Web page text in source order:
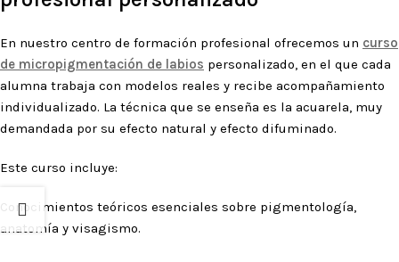
En nuestro centro de formación profesional ofrecemos un curso
de micropigmentación de labios personalizado, en el que cada
alumna trabaja con modelos reales y recibe acompañamiento
individualizado. La técnica que se enseña es la acuarela, muy
demandada por su efecto natural y efecto difuminado.
Este curso incluye:
Conocimientos teóricos esenciales sobre pigmentología,
anatomía y visagismo.